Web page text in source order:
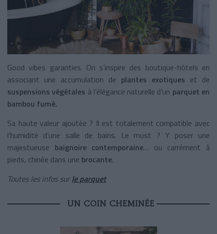
Good vibes garanties. On s’inspire des boutique-hôtels en
associant une accumulation de plantes exotiques et de
suspensions végétales à l’élégance naturelle d’un parquet en
bambou fumé.
Sa haute valeur ajoutée ? Il est totalement compatible avec
l’humidité d’une salle de bains. Le must ? Y poser une
majestueuse baignoire contemporaine… ou carrément à
pieds, chinée dans une brocante.
Toutes les infos surle parquet
UN COIN CHEMINÉE